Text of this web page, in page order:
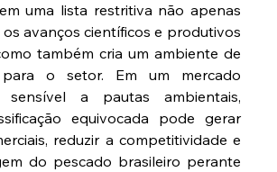
uma lista restritiva não apenas
avanços científicos e produtivos
também cria um ambiente de
para o setor. Em um mercado
sensível a pautas ambientais,
equivocada pode gerar
reduzir a competitividade e
do pescado brasileiro perante